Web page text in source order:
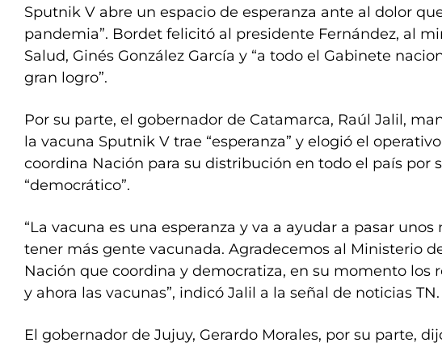
Sputnik V abre un espacio de esperanza ante al dolor
pandemia”. Bordet felicitó al presidente Fernández, al
Salud, Ginés González García y “a todo el Gabinete
gran logro”.
Por su parte, el gobernador de Catamarca, Raúl Jalil,
la vacuna Sputnik V trae “esperanza” y elogió el
coordina Nación para su distribución en todo el país por
“democrático”.
“La vacuna es una esperanza y va a ayudar a pasar unos
tener más gente vacunada. Agradecemos al Ministerio
Nación que coordina y democratiza, en su momento los
y ahora las vacunas”, indicó Jalil a la señal de noticias TN.
El gobernador de Jujuy, Gerardo Morales, por su parte,